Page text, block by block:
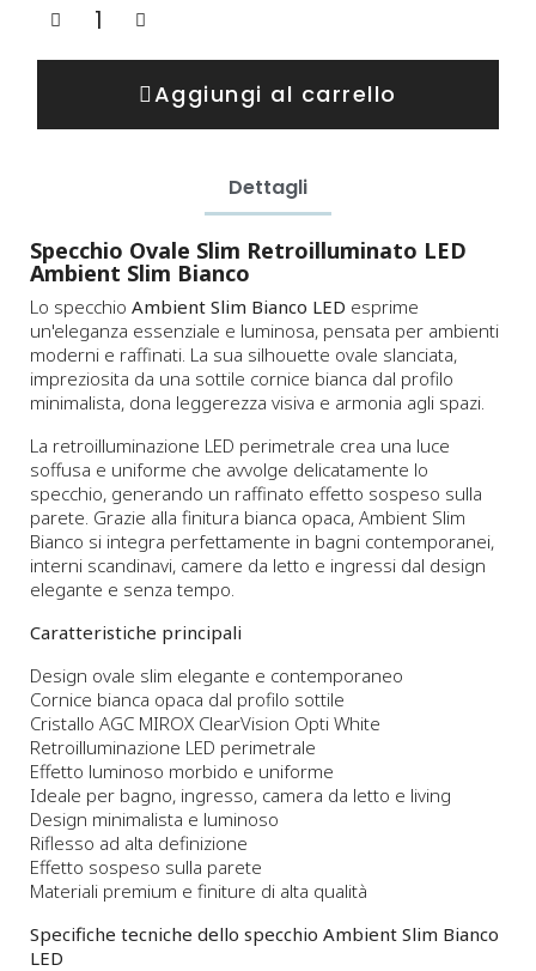
Aggiungi al carrello
Dettagli
Specchio Ovale Slim Retroilluminato LED
Ambient Slim Bianco
Lo specchio Ambient Slim Bianco LED esprime
un'eleganza essenziale e luminosa, pensata per ambienti
moderni e raffinati. La sua silhouette ovale slanciata,
impreziosita da una sottile cornice bianca dal profilo
minimalista, dona leggerezza visiva e armonia agli spazi.
La retroilluminazione LED perimetrale crea una luce
soffusa e uniforme che avvolge delicatamente lo
specchio, generando un raffinato effetto sospeso sulla
parete. Grazie alla finitura bianca opaca, Ambient Slim
Bianco si integra perfettamente in bagni contemporanei,
interni scandinavi, camere da letto e ingressi dal design
elegante e senza tempo.
Caratteristiche principali
Design ovale slim elegante e contemporaneo
Cornice bianca opaca dal profilo sottile
Cristallo AGC MIROX ClearVision Opti White
Retroilluminazione LED perimetrale
Effetto luminoso morbido e uniforme
Ideale per bagno, ingresso, camera da letto e living
Design minimalista e luminoso
Riflesso ad alta definizione
Effetto sospeso sulla parete
Materiali premium e finiture di alta qualità
Specifiche tecniche dello specchio Ambient Slim Bianco
LED